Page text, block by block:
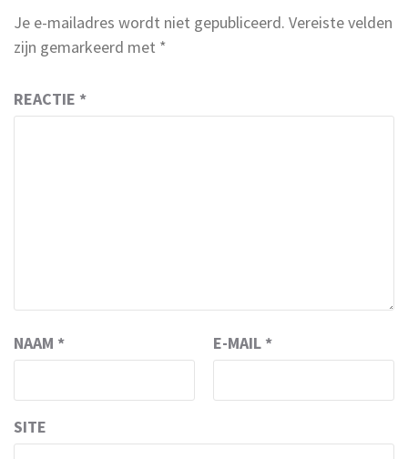
Je e-mailadres wordt niet gepubliceerd. Vereiste velden
zijn gemarkeerd met *
REACTIE *
NAAM * E-MAIL *
SITE